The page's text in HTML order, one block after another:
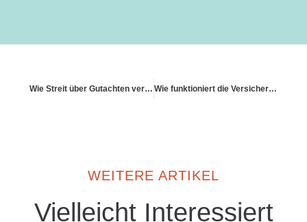
Wie Streit über Gutachten vermieden wird Wie funktioniert die Versicherung bei Mehrfamilienhäusern?
WEITERE ARTIKEL
Vielleicht Interessiert